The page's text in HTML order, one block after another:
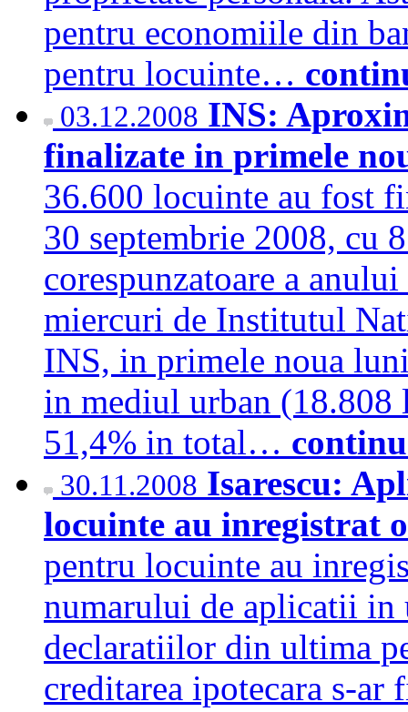
pentru economiile din
pentru locuinte…
03.12.2008 INS:
finalizate in primele
36.600 locuinte au fost
30 septembrie 2008, cu
corespunzatoare a
miercuri de Institutul
INS, in primele noua
in mediul urban (18.808
51,4% in total…
30.11.2008 Isarescu:
locuinte au inregistrat
pentru locuinte au
numarului de aplicatii
declaratiilor din ultima
creditarea ipotecara s-